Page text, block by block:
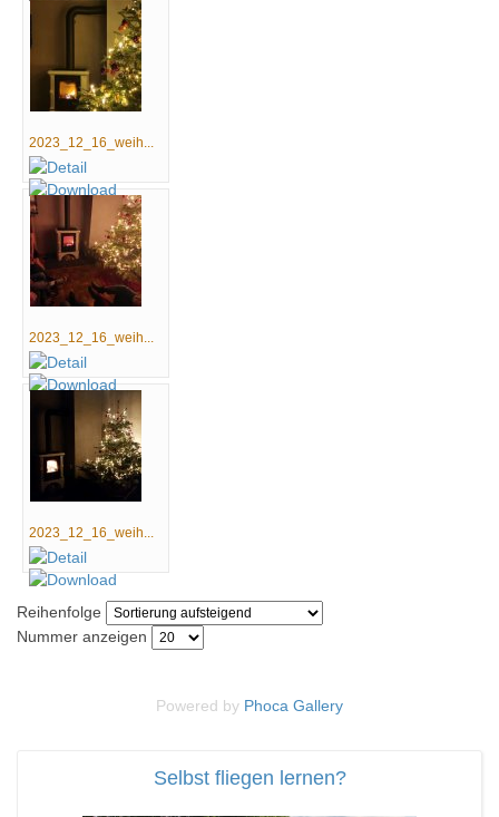
2023_12_16_weih...
2023_12_16_weih...
2023_12_16_weih...
Reihenfolge
Nummer anzeigen
Powered by Phoca Gallery
Selbst fliegen lernen?